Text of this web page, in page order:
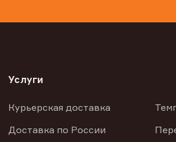
Услуги
Курьерская доставка
Доставка по России